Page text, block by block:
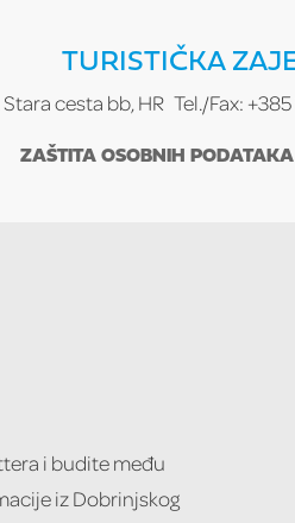
TURISTIČKA
cesta bb, HR Tel./Fax:
ZAŠTITA OSOBNIH PODATAKA
i budite među
iz Dobrinjskog